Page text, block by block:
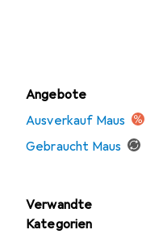
Angebote
Ausverkauf Maus
Gebraucht Maus
Verwandte
Kategorien